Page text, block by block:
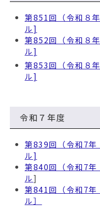
第851回（令和８
ル]​
第852回（令和８
ル]​
第853回（令和８
ル]​
令和７年度
第839回（令和7
ル]
第840回（令和7
ル]
第841回（令和7
ル］